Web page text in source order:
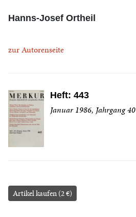
Hanns-Josef Ortheil
zur Autorenseite
Heft: 443
Januar 1986, Jahrgang 40
Artikel kaufen (2 €)